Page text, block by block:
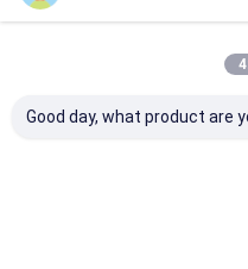
Good day, what product are